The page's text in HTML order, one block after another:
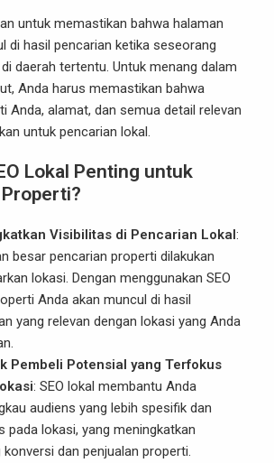
untuk memastikan bahwa halaman
di hasil pencarian ketika seseorang
daerah tertentu. Untuk menang dalam
Anda harus memastikan bahwa
Anda, alamat, dan semua detail relevan
untuk pencarian lokal.
Lokal Penting untuk
Visibilitas di Pencarian Lokal:
besar pencarian properti dilakukan
lokasi. Dengan menggunakan SEO
Anda akan muncul di hasil
yang relevan dengan lokasi yang Anda
Pembeli Potensial yang Terfokus
: SEO lokal membantu Anda
audiens yang lebih spesifik dan
pada lokasi, yang meningkatkan
konversi dan penjualan properti.